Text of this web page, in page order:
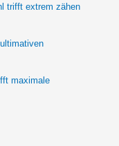
trifft extrem zähen
maximale